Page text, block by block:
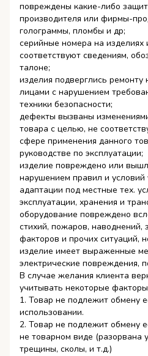
повреждены какие-либо
производителя или фирмы-
голограммы, пломбы и др;
серийные номера на изделиях
соответствуют сведениям,
талоне;
изделия подверглись
лицами с нарушением
техники безопасности;
дефекты вызваны
товара с целью, не
сфере применения данного
руководстве по эксплуатации;
изделие повреждено или
нарушением правил и условий
адаптации под местные тех.
эксплуатации, хранения и
оборудование повреждено
стихий, пожаров, наводнений,
факторов и прочих ситуаций,
изделие имеет выраженные
электрические повреждения,
В случае желания клиента
учитывать некоторые факторы
1. Товар не подлежит обмену
использовании.
2. Товар не подлежит обмену
не товарном виде (разорвана
трещины, сколы, и т.д.)